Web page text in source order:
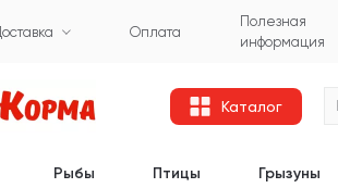
Оплата
Полезная
информация
Каталог
Рыбы Птицы Грызуны